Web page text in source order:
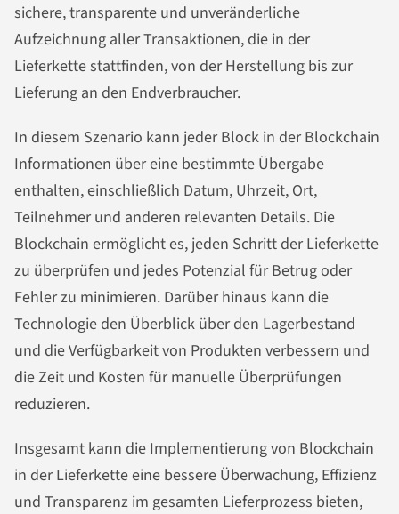
sichere, transparente und unveränderliche
Aufzeichnung aller Transaktionen, die in der
Lieferkette stattfinden, von der Herstellung bis zur
Lieferung an den Endverbraucher.
In diesem Szenario kann jeder Block in der Blockchain
Informationen über eine bestimmte Übergabe
enthalten, einschließlich Datum, Uhrzeit, Ort,
Teilnehmer und anderen relevanten Details. Die
Blockchain ermöglicht es, jeden Schritt der Lieferkette
zu überprüfen und jedes Potenzial für Betrug oder
Fehler zu minimieren. Darüber hinaus kann die
Technologie den Überblick über den Lagerbestand
und die Verfügbarkeit von Produkten verbessern und
die Zeit und Kosten für manuelle Überprüfungen
reduzieren.
Insgesamt kann die Implementierung von Blockchain
in der Lieferkette eine bessere Überwachung, Effizienz
und Transparenz im gesamten Lieferprozess bieten,